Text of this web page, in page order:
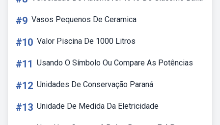
#9 Vasos Pequenos De Ceramica
#10 Valor Piscina De 1000 Litros
#11 Usando O Símbolo Ou Compare As Potências
#12 Unidades De Conservação Paraná
#13 Unidade De Medida Da Eletricidade